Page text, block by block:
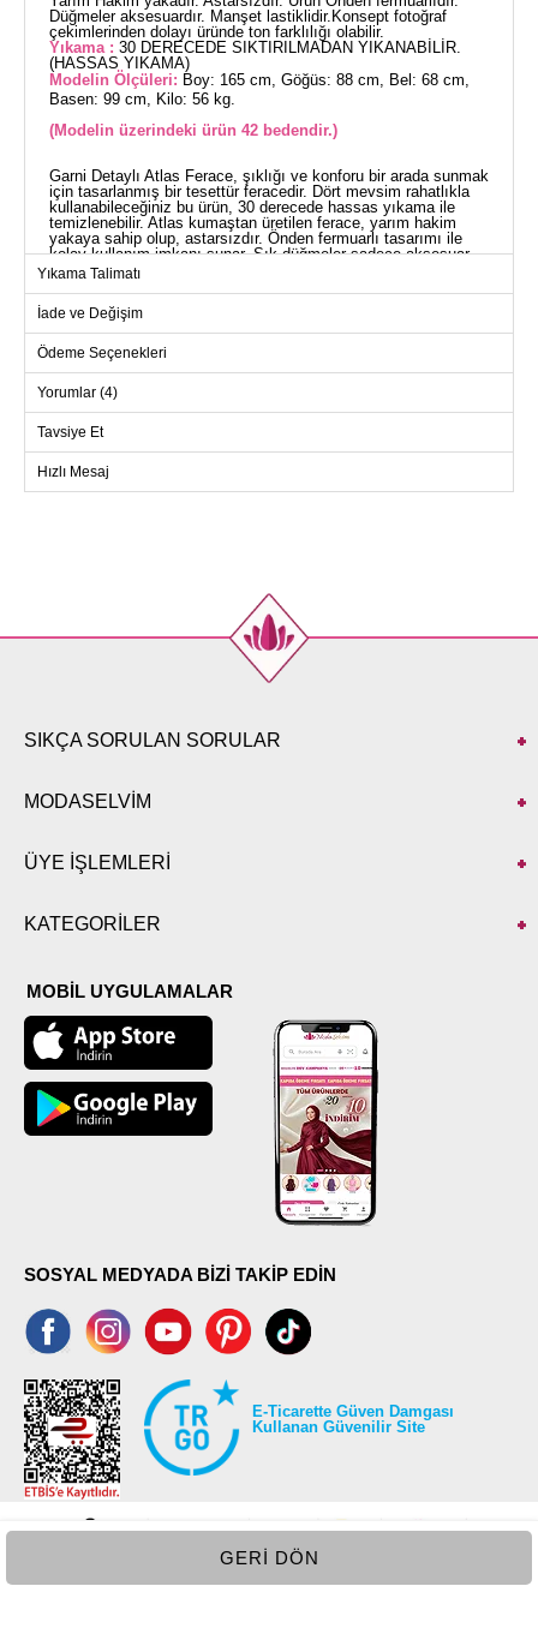
Düğmeler aksesuardır. Manşet lastiklidir.Konsept fotoğraf
çekimlerinden dolayı üründe ton farklılığı olabilir.
Yıkama : 30 DERECEDE SIKTIRILMADAN YIKANABİLİR.
(HASSAS YIKAMA)
Modelin Ölçüleri: Boy: 165 cm, Göğüs: 88 cm, Bel: 68 cm,
Basen: 99 cm, Kilo: 56 kg.
(Modelin üzerindeki ürün 42 bedendir.)
Garni Detaylı Atlas Ferace, şıklığı ve konforu bir arada sunmak
için tasarlanmış bir tesettür feracedir. Dört mevsim rahatlıkla
kullanabileceğiniz bu ürün, 30 derecede hassas yıkama ile
temizlenebilir. Atlas kumaştan üretilen ferace, yarım hakim
yakaya sahip olup, astarsızdır. Önden fermuarlı tasarımı ile
kolay kullanım imkanı sunar. Şık düğmeler sadece aksesuar
olarak yer almaktadır. Kol kısımlarında bulunan manşet
(CM)
Beden
46
112
141
48
116
141
Yıkama Talimatı
İade ve Değişim
Ödeme Seçenekleri
Yorumlar (4)
Tavsiye Et
Hızlı Mesaj
GERI DÖN
SIKÇA SORULAN SORULAR
MODASELVİM
ÜYE İŞLEMLERİ
KATEGORİLER
MOBİL UYGULAMALAR
SOSYAL MEDYADA BİZİ TAKİP EDİN
E-Ticarette Güven Damgası
Kullanan Güvenilir Site